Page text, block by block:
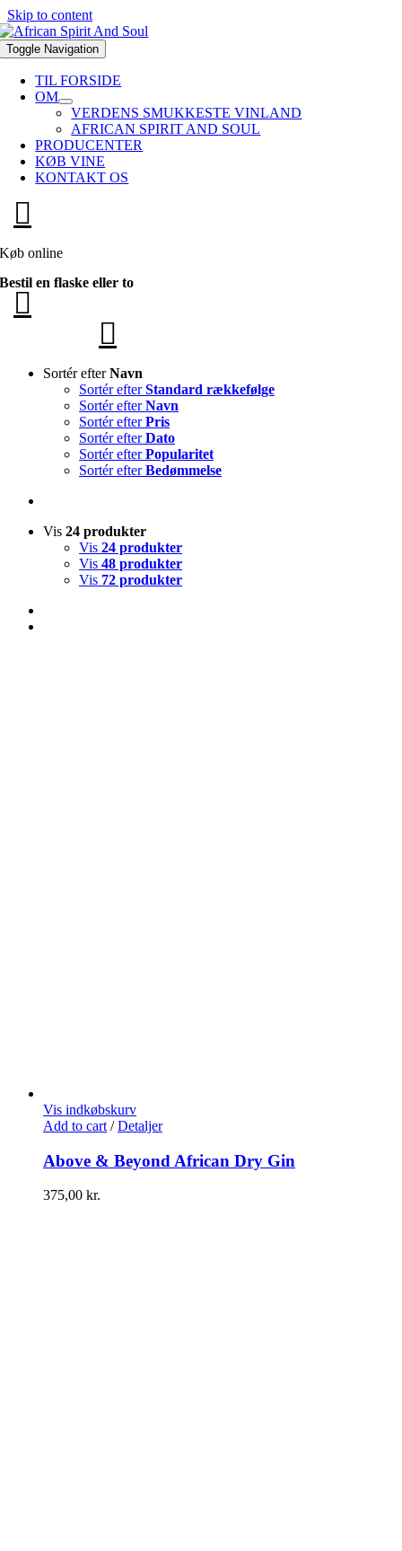
Skip to content
Toggle Navigation
TIL FORSIDE
OM
VERDENS SMUKKESTE VINLAND
AFRICAN SPIRIT AND SOUL
PRODUCENTER
KØB VINE
KONTAKT OS
Køb online
Bestil en flaske eller to
Sortér efterNavn
Sortér efterStandard rækkefølge
Sortér efterNavn
Sortér efterPris
Sortér efterDato
Sortér efterPopularitet
Sortér efterBedømmelse
Vis 24 produkter
Vis 24 produkter
Vis 48 produkter
Vis 72 produkter
Vis indkøbskurv
Add to cart / Detaljer
Above & Beyond African Dry Gin
375,00 kr.